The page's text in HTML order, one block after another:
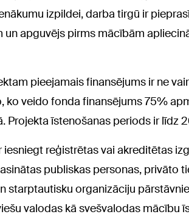
izpildei, darba tirgū ir
un apguvējs pirms mācībām
pieejamais finansējums ir ne
ko veido fonda finansējums 75%
Projekta īstenošanas periods ir līdz
iesniegt reģistrētas vai akreditētas
publiskas personas, privāto
starptautisku organizāciju
valodas kā svešvalodas mācību